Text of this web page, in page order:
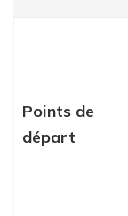
Points de
départ